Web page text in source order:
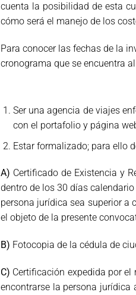
cuenta la posibilidad de esta
cómo será el manejo de los
Para conocer las fechas de la
cronograma que se encuentra
Ser una agencia de viajes
con el portafolio y página
Estar formalizado; para ello
A) Certificado de Existencia y
dentro de los 30 días
persona jurídica sea superior a
el objeto de la presente
B) Fotocopia de la cédula de
C) Certificación expedida por el
encontrarse la persona